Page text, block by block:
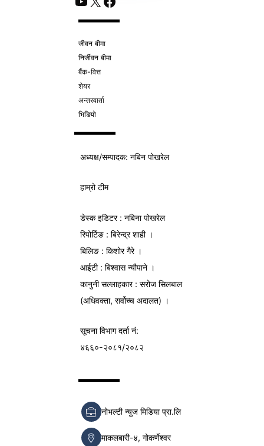
जीवन बीमा
निर्जीवन बीमा
बैंक-वित्त
शेयर
अन्तरवार्ता
भिडियो
अध्यक्ष/सम्पादक: नबिन पोखरेल
हाम्रो टीम
डेस्क इडिटर : नबिना पोखरेल
रिपोर्टिङ : बिरेन्द्र शाही ।
बिलिङ : किशोर गैरे ।
आईटी : बिश्वास न्यौपाने ।
कानुनी सल्लाहकार : सरोज सिलबाल
(अधिवक्ता, सर्वोच्च अदालत) ।
सूचना विभागदर्ता नं:
४६६०-२०८१/२०८२
नोभल्टी न्युज मिडिया प्रा.लि
माकलबारी-४, गोकर्णेश्वर